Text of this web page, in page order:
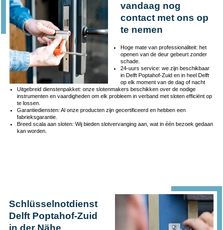
vandaag nog
contact met ons op
te nemen
Hoge mate van professionaliteit: het
openen van de deur gebeurt zonder
schade.
24-uurs service: we zijn beschikbaar
in Delft Poptahof-Zuid en in heel Delft
op elk moment van de dag of nacht
Uitgebreid dienstenpakket: onze slotenmakers beschikken over de nodige
instrumenten en vaardigheden om elk probleem in verband met sloten efficiënt op
te lossen.
Garantiediensten: Al onze producten zijn gecertificeerd en hebben een
fabrieksgarantie.
Breed scala aan sloten: Wij bieden slotvervanging aan, wat in één bezoek gedaan
kan worden.
Schlüsselnotdienst
Delft Poptahof-Zuid